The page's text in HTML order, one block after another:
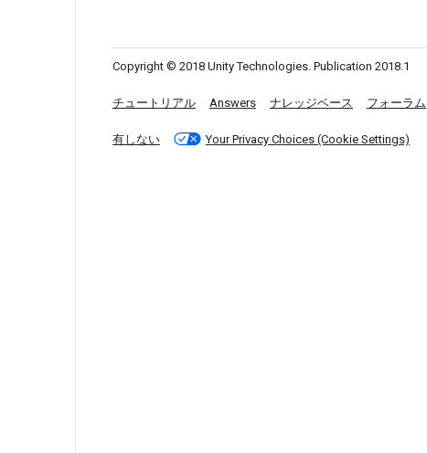
Copyright © 2018 Unity Technologies. Publication 2018.1
チュートリアル Answers ナレッジベース フォーラム
有しない Your Privacy Choices (Cookie Settings)